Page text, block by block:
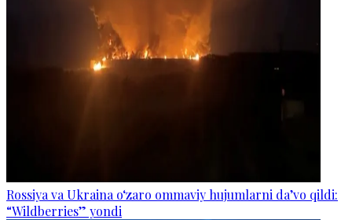
Rossiya va Ukraina o‘zaro ommaviy hujumlarni da’vo qildi:
“Wildberries” yondi